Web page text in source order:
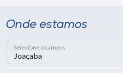
Onde estamos
Selecione o campus